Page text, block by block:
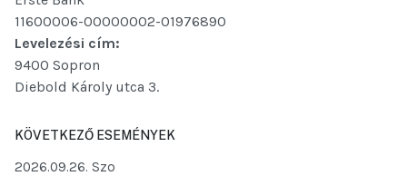
11600006-00000002-01976890
Levelezési cím:
9400 Sopron
Diebold Károly utca 3.
KÖVETKEZŐ ESEMÉNYEK
2026.09.26. Szo